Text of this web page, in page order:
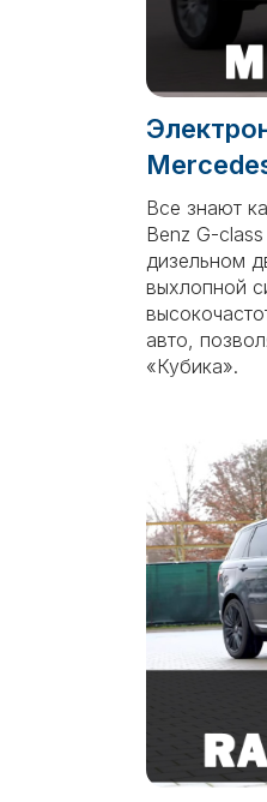
Все знают
Benz G-
дизельном
выхлопной
авто,
«Кубика».